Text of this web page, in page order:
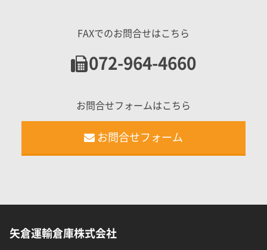
FAXでのお問合せはこちら
072-964-4660
お問合せフォームはこちら
お問合せフォーム
矢倉運輸倉庫株式会社